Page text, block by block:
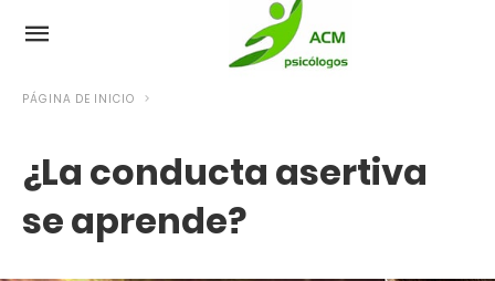
PÁGINA DE INICIO
¿La conducta asertiva
se aprende?